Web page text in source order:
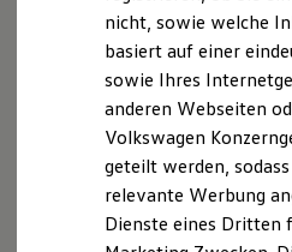
Garantie und
Nachhaltigkeit
Technologie
Kosten und Kauf
Verbrauchskosten
Kaufoptionen
E-Auto-
Software und
Die ID. Software 6
ID. Software
Digitale Extras
Schnittstellen zu
Servicetermin buchen
Serviceanfrage stellen
nicht, sowie welche
basiert auf einer
sowie Ihres
anderen Webseiten
Volkswagen
geteilt werden,
relevante Werbung
Dienste eines Dritten